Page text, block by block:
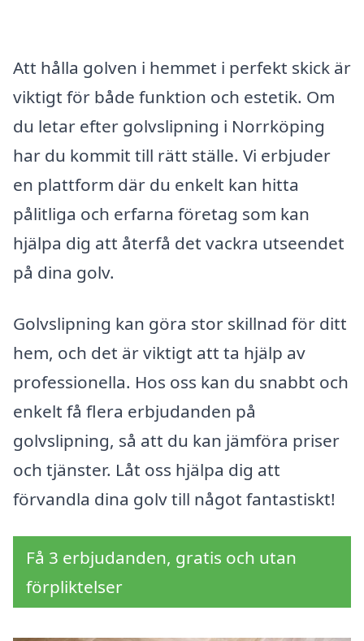
Att hålla golven i hemmet i perfekt skick är
viktigt för både funktion och estetik. Om
du letar efter golvslipning i Norrköping
har du kommit till rätt ställe. Vi erbjuder
en plattform där du enkelt kan hitta
pålitliga och erfarna företag som kan
hjälpa dig att återfå det vackra utseendet
på dina golv.
Golvslipning kan göra stor skillnad för ditt
hem, och det är viktigt att ta hjälp av
professionella. Hos oss kan du snabbt och
enkelt få flera erbjudanden på
golvslipning, så att du kan jämföra priser
och tjänster. Låt oss hjälpa dig att
förvandla dina golv till något fantastiskt!
Få 3 erbjudanden, gratis och utan
förpliktelser